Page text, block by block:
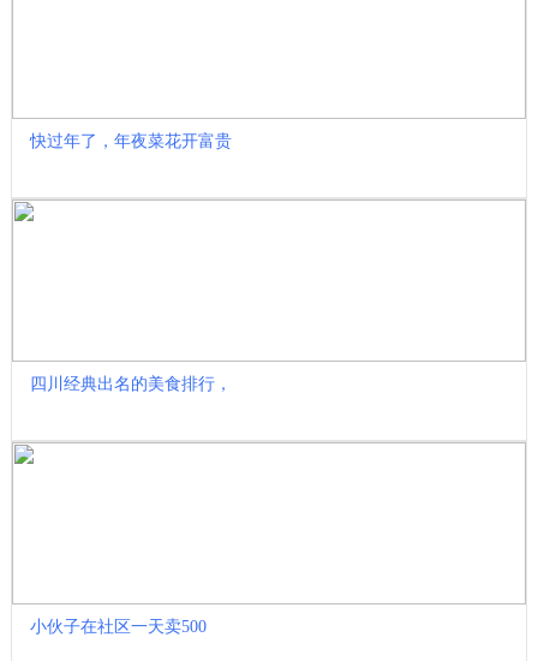
快过年了，年夜菜花开富贵
四川经典出名的美食排行，
小伙子在社区一天卖500